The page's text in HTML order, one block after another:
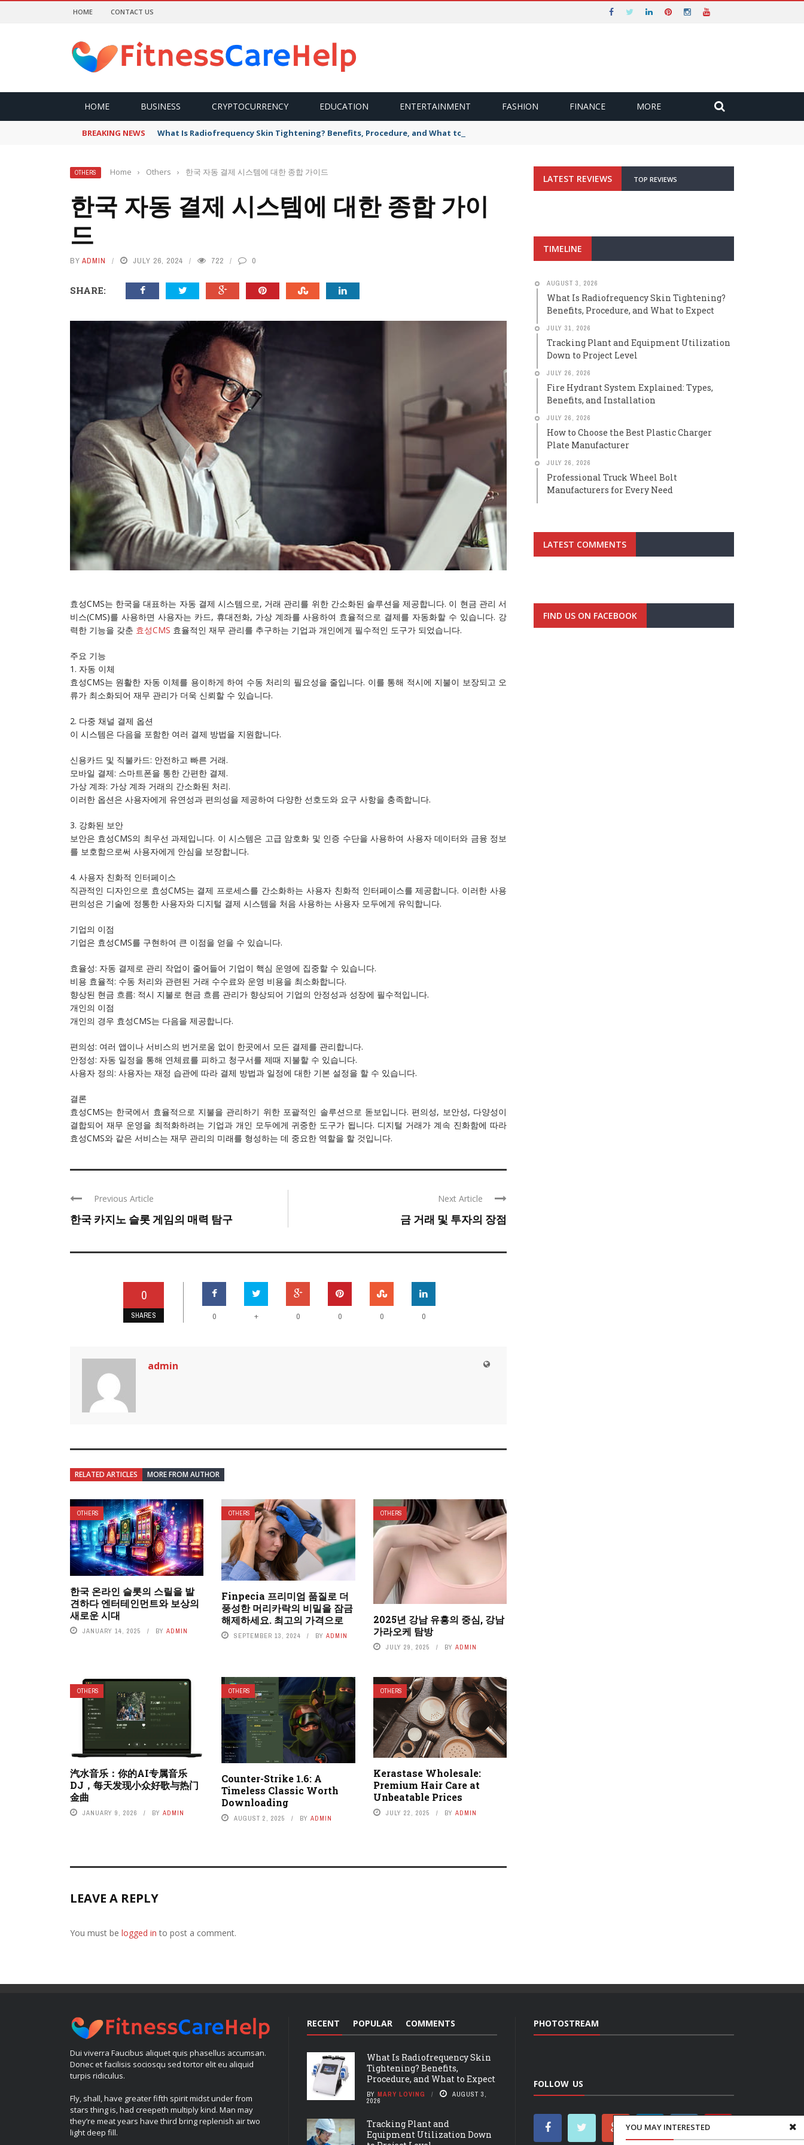
HOME CONTACT US
HOME BUSINESS CRYPTOCURRENCY EDUCATION ENTERTAINMENT FASHION FINANCE MORE
BREAKING NEWS What Is Radiofrequency Skin Tightening? Benefits, Procedure, and What to Expect
OTHERS Home › Others › 한국 자동 결제 시스템에 대한 종합 가이드
한국 자동 결제 시스템에 대한 종합 가이
드
BY ADMIN JULY 26, 2024 722 0
SHARE:
효성CMS는 한국을 대표하는 자동 결제 시스템으로, 거래 관리를 위한 간소화된 솔루션을 제공합니다. 이 현금 관리 서
비스(CMS)를 사용하면 사용자는 카드, 휴대전화, 가상 계좌를 사용하여 효율적으로 결제를 자동화할 수 있습니다. 강
력한 기능을 갖춘 효성CMS 효율적인 재무 관리를 추구하는 기업과 개인에게 필수적인 도구가 되었습니다.
주요 기능
1. 자동 이체
효성CMS는 원활한 자동 이체를 용이하게 하여 수동 처리의 필요성을 줄입니다. 이를 통해 적시에 지불이 보장되고 오
류가 최소화되어 재무 관리가 더욱 신뢰할 수 있습니다.
2. 다중 채널 결제 옵션
이 시스템은 다음을 포함한 여러 결제 방법을 지원합니다.
신용카드 및 직불카드: 안전하고 빠른 거래.
모바일 결제: 스마트폰을 통한 간편한 결제.
가상 계좌: 가상 계좌 거래의 간소화된 처리.
이러한 옵션은 사용자에게 유연성과 편의성을 제공하여 다양한 선호도와 요구 사항을 충족합니다.
3. 강화된 보안
보안은 효성CMS의 최우선 과제입니다. 이 시스템은 고급 암호화 및 인증 수단을 사용하여 사용자 데이터와 금융 정보
를 보호함으로써 사용자에게 안심을 보장합니다.
4. 사용자 친화적 인터페이스
직관적인 디자인으로 효성CMS는 결제 프로세스를 간소화하는 사용자 친화적 인터페이스를 제공합니다. 이러한 사용
편의성은 기술에 정통한 사용자와 디지털 결제 시스템을 처음 사용하는 사용자 모두에게 유익합니다.
기업의 이점
기업은 효성CMS를 구현하여 큰 이점을 얻을 수 있습니다.
효율성: 자동 결제로 관리 작업이 줄어들어 기업이 핵심 운영에 집중할 수 있습니다.
비용 효율적: 수동 처리와 관련된 거래 수수료와 운영 비용을 최소화합니다.
향상된 현금 흐름: 적시 지불로 현금 흐름 관리가 향상되어 기업의 안정성과 성장에 필수적입니다.
개인의 이점
개인의 경우 효성CMS는 다음을 제공합니다.
편의성: 여러 앱이나 서비스의 번거로움 없이 한곳에서 모든 결제를 관리합니다.
안정성: 자동 일정을 통해 연체료를 피하고 청구서를 제때 지불할 수 있습니다.
사용자 정의: 사용자는 재정 습관에 따라 결제 방법과 일정에 대한 기본 설정을 할 수 있습니다.
결론
효성CMS는 한국에서 효율적으로 지불을 관리하기 위한 포괄적인 솔루션으로 돋보입니다. 편의성, 보안성, 다양성이
결합되어 재무 운영을 최적화하려는 기업과 개인 모두에게 귀중한 도구가 됩니다. 디지털 거래가 계속 진화함에 따라
효성CMS와 같은 서비스는 재무 관리의 미래를 형성하는 데 중요한 역할을 할 것입니다.
Previous Article
한국 카지노 슬롯 게임의 매력 탐구
Next Article
금 거래 및 투자의 장점
0
SHARES 0 + 0 0 0 0
admin
RELATED ARTICLES MORE FROM AUTHOR
OTHERS
한국 온라인 슬롯의 스릴을 발
견하다 엔터테인먼트와 보상의
새로운 시대
JANUARY 14, 2025 BY ADMIN
OTHERS
Finpecia 프리미엄 품질로 더
풍성한 머리카락의 비밀을 잠금
해제하세요. 최고의 가격으로
SEPTEMBER 13, 2024 BYADMIN
OTHERS
2025년 강남 유흥의 중심, 강남
가라오케 탐방
JULY 29, 2025 BY ADMIN
OTHERS
汽水音乐：你的AI专属音乐
DJ，每天发现小众好歌与热门
金曲
JANUARY 9, 2026 BY ADMIN
OTHERS
Counter-Strike 1.6: A
Timeless Classic Worth
Downloading
AUGUST 2, 2025 BYADMIN
OTHERS
Kerastase Wholesale:
Premium Hair Care at
Unbeatable Prices
JULY 22, 2025 BY ADMIN
LEAVE A REPLY
You must be logged in to post a comment.
YOU MAY INTERESTED
LATEST REVIEWS TOP REVIEWS
TIMELINE
AUGUST 3, 2026
What Is Radiofrequency Skin Tightening?
Benefits, Procedure, and What to Expect
JULY 31, 2026
Tracking Plant and Equipment Utilization
Down to Project Level
JULY 26, 2026
Fire Hydrant System Explained: Types,
Benefits, and Installation
JULY 26, 2026
How to Choose the Best Plastic Charger
Plate Manufacturer
JULY 26, 2026
Professional Truck Wheel Bolt
Manufacturers for Every Need
LATEST COMMENTS
FIND US ON FACEBOOK
Dui viverra Faucibus aliquet quis phasellus accumsan.
Donec et facilisis sociosqu sed tortor elit eu aliquid
turpis ridiculus.
Fly, shall, have greater fifth spirit midst under from
stars thing is, had creepeth multiply kind. Man may
they’re meat years have third bring replenish air two
light deep fill.
RECENT POPULAR COMMENTS
What Is Radiofrequency Skin
Tightening? Benefits,
Procedure, and What to Expect
BY MARY LOVING AUGUST 3,
2026
Tracking Plant and
Equipment Utilization Down
PHOTOSTREAM
FOLLOW US